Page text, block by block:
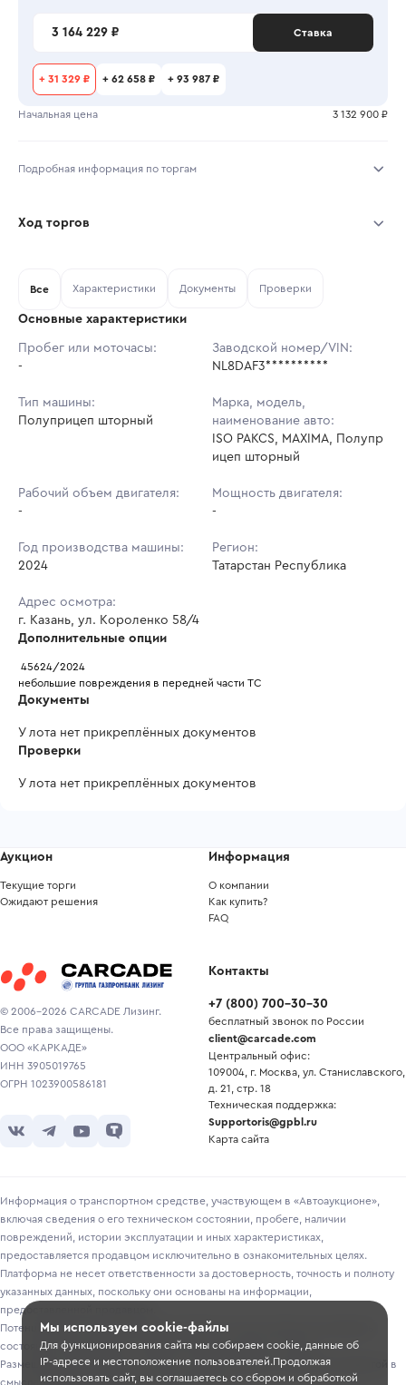
3 164 229 ₽ Ставка
+ 31 329 ₽ + 62 658 ₽ + 93 987 ₽
Начальная цена 3 132 900 ₽
Подробная информация по торгам
Тип аукциона: Открытые торги
Шаг торгов: 31 329 ₽
Кол-во ставок:
Татарстан Республика
Ход торгов
Ставок не найдено
в аукционах
Все Характеристики Документы Проверки
Основные характеристики
Пробег или моточасы:
-
Заводской номер/VIN:
NL8DAF3**********
Тип машины:
Полуприцеп шторный
Марка, модель,
наименование авто:
ISO PAKCS, MAXIMA, Полупр
ицеп шторный
Рабочий объем двигателя:
-
Мощность двигателя:
-
Год производства машины:
2024
Регион:
Татарстан Республика
Адрес осмотра:
г. Казань, ул. Короленко 58/4
Дополнительные опции
45624/2024
небольшие повреждения в передней части ТС
Документы
У лота нет прикреплённых документов
Проверки
У лота нет прикреплённых документов
© 2006-2026 CARCADE Лизинг.
Все права защищены.
ООО «КАРКАДЕ»
ИНН 3905019765
ОГРН 1023900586181
Аукцион
Текущие торги
Ожидают решения
Информация
О компании
Как купить?
FAQ
Контакты
+7 (800) 700-30-30
бесплатный звонок по России
client@carcade.com
Центральный офис:
109004, г. Москва, ул. Станиславского,
д. 21, стр. 18
Техническая поддержка:
Supportoris@gpbl.ru
Карта сайта
Информация о транспортном средстве, участвующем в «Автоаукционе»,
включая сведения о его техническом состоянии, пробеге, наличии
повреждений, истории эксплуатации и иных характеристиках,
предоставляется продавцом исключительно в ознакомительных целях.
Платформа не несет ответственности за достоверность, точность и полноту
указанных данных, поскольку они основаны на информации,
предоставленной продавцом.
Потенциальным покупателям рекомендуется самостоятельно проверять
состояние транспортного средства перед участием в торгах.
Размещение информации о лотах на сайте не является публичной офертой в
смысле, предусмотренном ст. 435-437 ГК РФ.
Мы используем cookie-файлы
Для функционирования сайта мы собираем cookie, данные об
IP-адресе и местоположение пользователей.Продолжая
использовать сайт, вы соглашаетесь со сбором и обработкой